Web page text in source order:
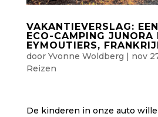
VAKANTIEVERSLAG:
ECO-CAMPING JUNORA
EYMOUTIERS,
door Yvonne Woldberg | nov
Reizen
De kinderen in onze auto